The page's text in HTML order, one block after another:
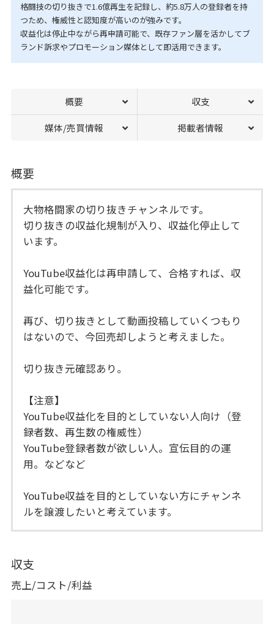
格闘技の切り抜きで1.6億再生を記録し、約5.8万人の登録者を持
つため、権威性と認知度が高いのが強みです。
収益化は停止中ながら再申請可能で、既存ファン層を活かしてブ
ランド訴求やプロモーション媒体として即活用できます。
概要 収支
媒体/売買情報 掲載者情報
概要
大物格闘家の切り抜きチャンネルです。
切り抜きの収益化規制が入り、収益化停止して
います。
YouTube収益化は再申請して、合格すれば、収
益化可能です。
再び、切り抜きとして動画投稿していくつもり
はないので、今回売却しようと考えました。
切り抜き元確認あり。
【注意】
YouTube収益化を目的としていない人向け（登
録者数、再生数の権威性）
YouTube登録者数が欲しい人。宣伝目的の運
用。などなど
YouTube収益を目的としていない方にチャンネ
ルを譲渡したいと考えています。
収支
売上/コスト/利益